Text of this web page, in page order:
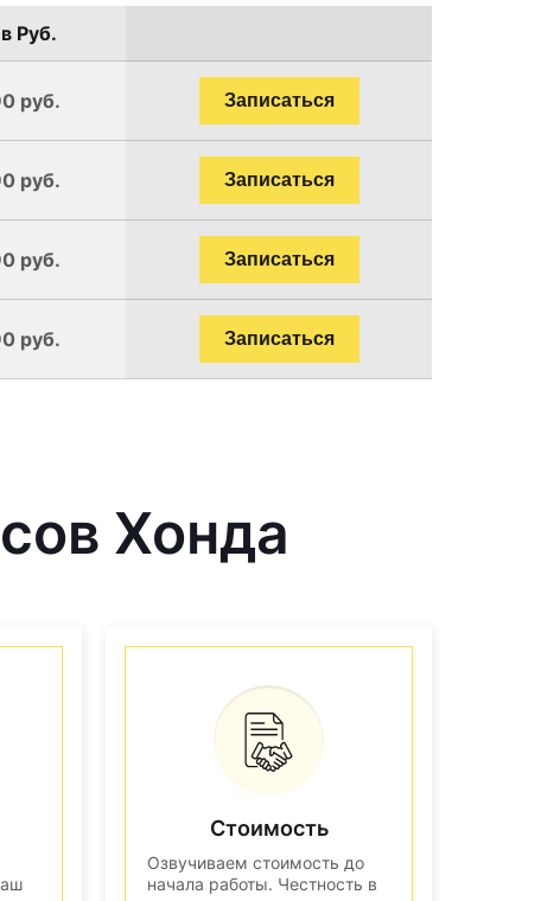
Руб.
руб. Записаться
руб. Записаться
руб. Записаться
руб. Записаться
Хонда
Стоимость
Озвучиваем стоимость до
начала работы. Честность в